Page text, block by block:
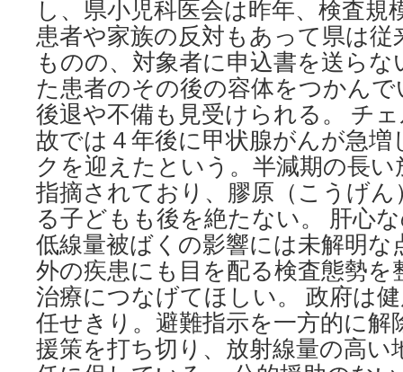
し、県小児科医会は昨年、検査規
患者や家族の反対もあって県は
ものの、対象者に申込書を送ら
た患者のその後の容体をつかん
後退や不備も見受けられる。 チ
故では４年後に甲状腺がんが急増
クを迎えたという。半減期の長
指摘されており、膠原（こうげ
る子どもも後を絶たない。 肝心
低線量被ばくの影響には未解明な
外の疾患にも目を配る検査態勢を
治療につなげてほしい。 政府は
任せきり。避難指示を一方的に解
援策を打ち切り、放射線量の高い